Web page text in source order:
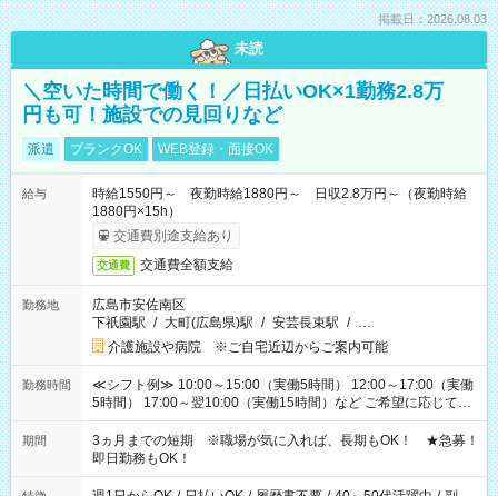
掲載日：2026.08.03
未読
＼空いた時間で働く！／日払いOK×1勤務2.8万
円も可！施設での見回りなど
派遣 ブランクOK WEB登録・面接OK
給与
時給1550円～ 夜勤時給1880円～ 日収2.8万円～（夜勤時給
1880円×15h）
交通費別途支給あり
交通費 交通費全額支給
勤務地
広島市安佐南区
下祇園駅 / 大町(広島県)駅 / 安芸長束駅 / …
介護施設や病院 ※ご自宅近辺からご案内可能
勤務時間
≪シフト例≫ 10:00～15:00（実働5時間） 12:00～17:00（実働
5時間） 17:00～翌10:00（実働15時間）など ご希望に応じて、
働く時間は調整できます！ お気軽に担当へ相談ください！
期間
3ヵ月までの短期 ※職場が気に入れば、長期もOK！ ★急募！
即日勤務もOK！